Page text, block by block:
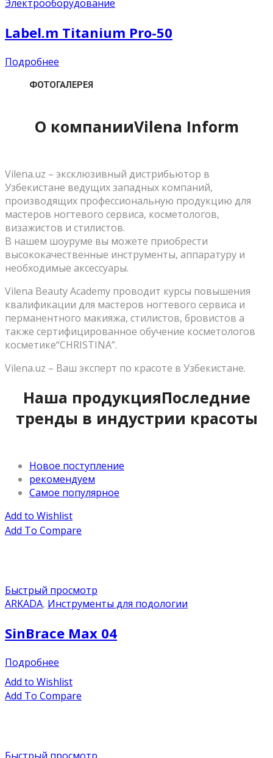
Электрооборудование
Label.m Titanium Pro-50
Подробнее
ФОТОГАЛЕРЕЯ
О компанииVilena Inform
Vilena.uz – эксклюзивный дистрибьютор в
Узбекистане ведущих западных компаний,
производящих профессиональную продукцию для
мастеров ногтевого сервиса, косметологов,
визажистов и стилистов.
В нашем шоуруме вы можете приобрести
высококачественные инструменты, аппаратуру и
необходимые аксессуары.
Vilena Beauty Academy проводит курсы повышения
квалификации для мастеров ногтевого сервиса и
перманентного макияжа, стилистов, бровистов а
также сертифицированное обучение косметологов
косметике“CHRISTINA”.
Vilena.uz – Ваш эксперт по красоте в Узбекистане.
Наша продукцияПоследние
тренды в индустрии красоты
Новое поступление
рекомендуем
Самое популярное
Add to Wishlist
Add To Compare
Быстрый просмотр
ARKADA, Инструменты для подологии
SinBrace Max 04
Подробнее
Add to Wishlist
Add To Compare